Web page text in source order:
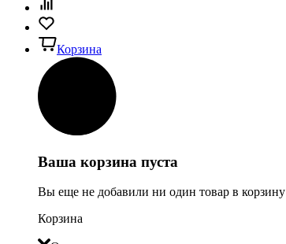
Корзина
Ваша корзина пуста
Вы еще не добавили ни один товар в корзину
Корзина